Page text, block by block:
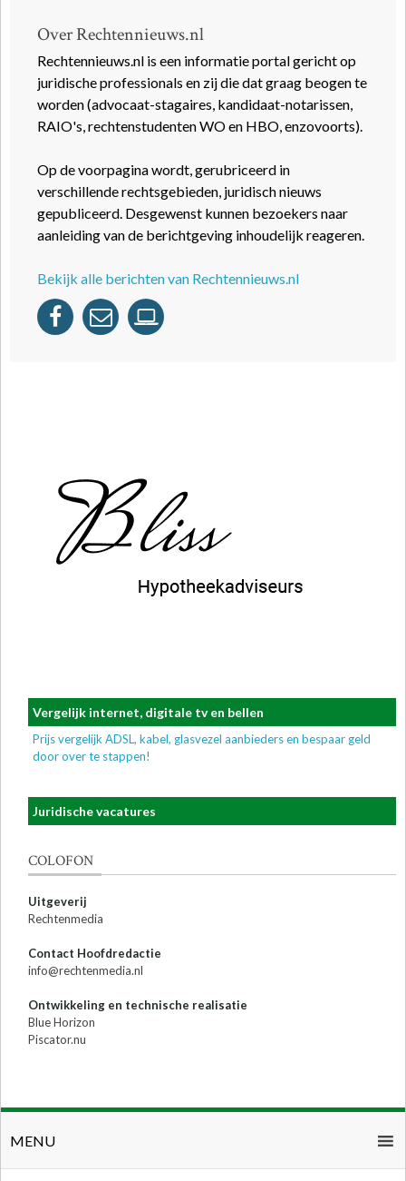
Over Rechtennieuws.nl
Rechtennieuws.nl is een informatie portal gericht op
juridische professionals en zij die dat graag beogen te
worden (advocaat-stagaires, kandidaat-notarissen,
RAIO's, rechtenstudenten WO en HBO, enzovoorts).
Op de voorpagina wordt, gerubriceerd in
verschillende rechtsgebieden, juridisch nieuws
gepubliceerd. Desgewenst kunnen bezoekers naar
aanleiding van de berichtgeving inhoudelijk reageren.
Bekijk alle berichten van Rechtennieuws.nl
Vergelijk internet, digitale tv en bellen
Prijs vergelijk ADSL, kabel, glasvezel aanbieders en bespaar geld
door over te stappen!
Juridische vacatures
COLOFON
Uitgeverij
Rechtenmedia
Contact Hoofdredactie
info@rechtenmedia.nl
Ontwikkeling en technische realisatie
Blue Horizon
Piscator.nu
MENU